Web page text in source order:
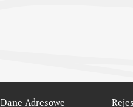
Dane Adresowe